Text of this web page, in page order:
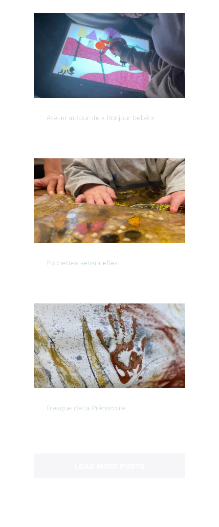
Atelier autour de « Bonjour bébé »
Pochettes sensorielles
Fresque de la Préhistoire